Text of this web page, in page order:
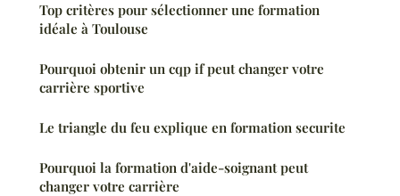
Top critères pour sélectionner une formation
idéale à Toulouse
Pourquoi obtenir un cqp if peut changer votre
carrière sportive
Le triangle du feu explique en formation securite
Pourquoi la formation d'aide-soignant peut
changer votre carrière